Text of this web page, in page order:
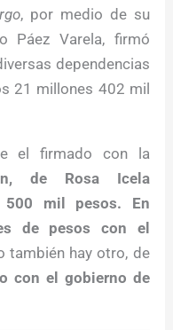
, por medio de su
Páez Varela, firmó
dependencias
21 millones 402 mil
el firmado con la
de Rosa Icela
500 mil pesos. En
de pesos con el
también hay otro, de
con el gobierno de